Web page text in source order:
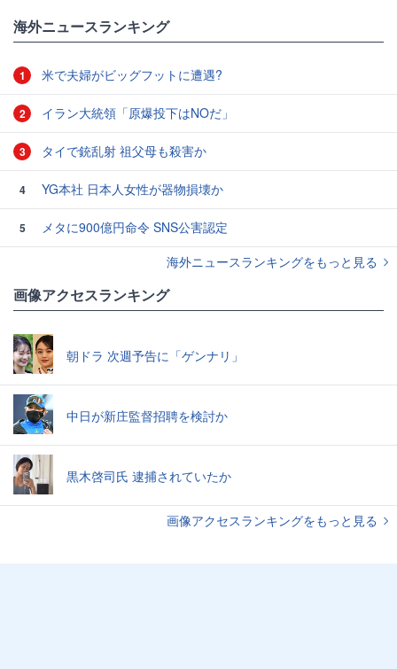
海外ニュースランキング
1 米で夫婦がビッグフットに遭遇?
2 イラン大統領「原爆投下はNOだ」
3 タイで銃乱射 祖父母も殺害か
4 YG本社 日本人女性が器物損壊か
5
メタに900億円命令 SNS公害認定
海外ニュースランキングをもっと見る
画像アクセスランキング
朝ドラ 次週予告に「ゲンナリ」
中日が新庄監督招聘を検討か
黒木啓司氏 逮捕されていたか
画像アクセスランキングをもっと見る